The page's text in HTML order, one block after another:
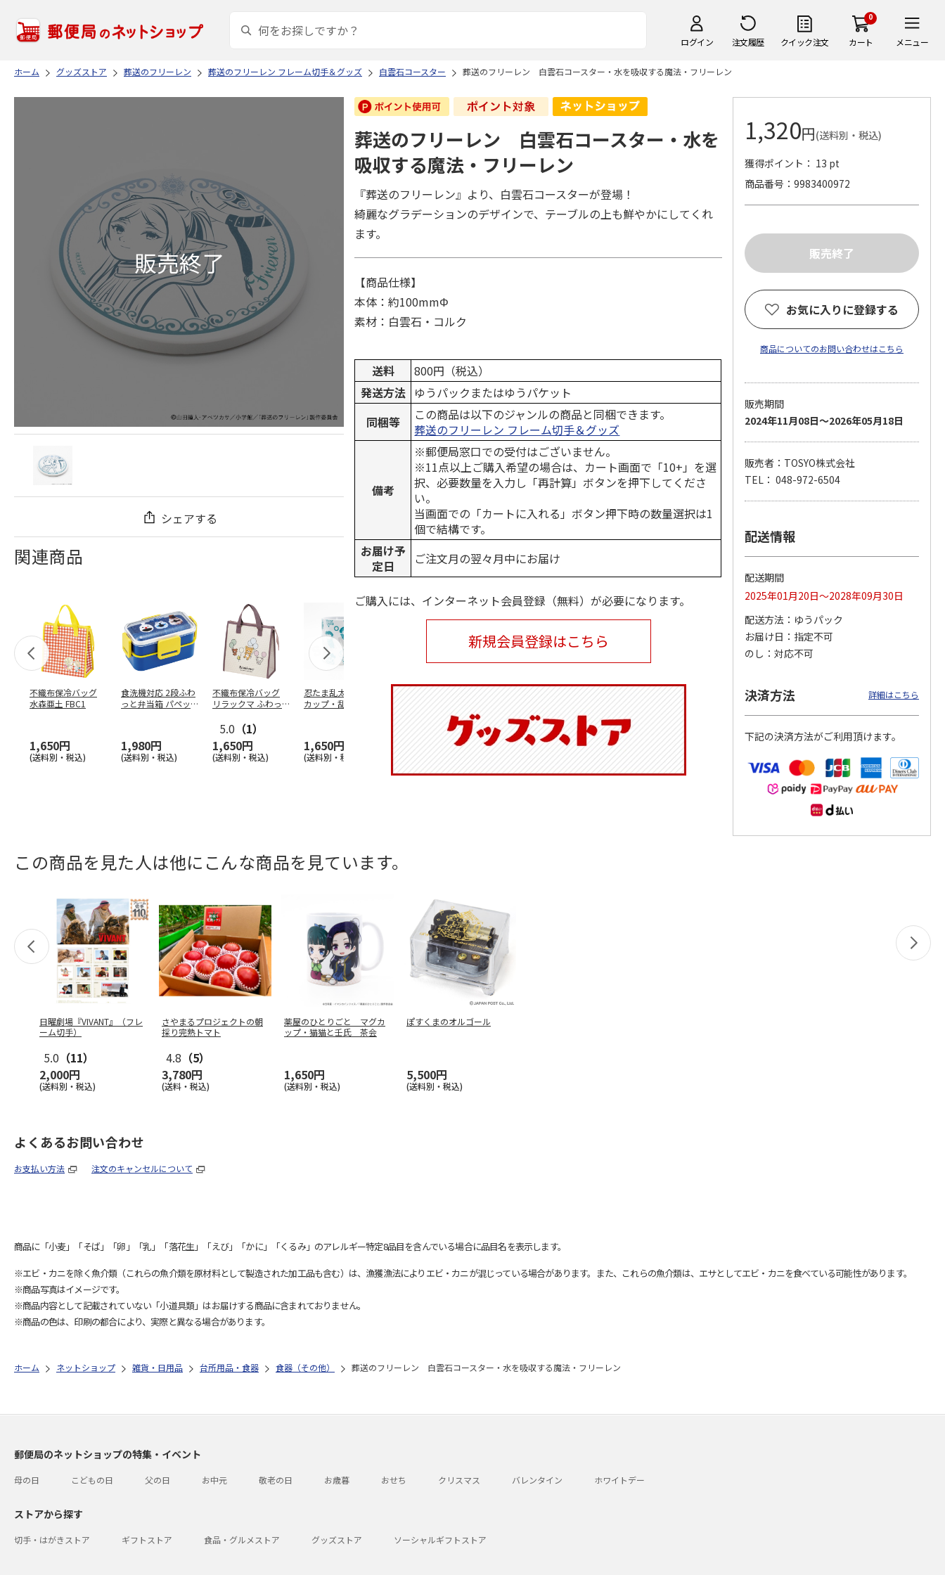
ログイン 注文履歴 クイック注文
0
カート メニュー
ホーム グッズストア 葬送のフリーレン 葬送のフリーレン フレーム切手＆グッズ 白雲石コースター 葬送のフリーレン 白雲石コースター・水を吸収する魔法・フリーレン
シェアする
関連商品
不織布保冷バッグ
水森亜土 FBC1
1,650円
(送料別・税込)
食洗機対応 2段ふわ
っと弁当箱 パペッ
1,980円
(送料別・税込)
不織布保冷バッグ
リラックマ ふわっ
5.0 （1）
1,650円
(送料別・税込)
忍たま乱太郎 マグ
カップ・乱太郎・き
1,650円
(送料別・税込)
陶器ダイカットマグ
カップ ポムポムプ
リン CHMGD4
2,970円
(送料別・税込)
抗菌食洗機対応 ふ
わっと弁当箱 530ml
水森亜土 PF…
1,760円
(送料別・税込)
ふわっとフタタイト
ランチボックス角型
パペットスンスン
…
1,485円
(送料別・税込)
マスコット入りドリ
ンクボトル ハロー
キティ PSPR5MC
3,300円
(送料別・税込)
コーデュロイ生地ラ
ンチバッグ ハロー
キティ KCOB2
2,200円
(送料別・税込)
マスコット付箸・箸
置きセット 21cm 干
支箸 ポムポムプ…
1,320円
(送料別・税込)
葬送のフリーレン 白雲石コースター・水を
吸収する魔法・フリーレン
『葬送のフリーレン』より、白雲石コースターが登場！
綺麗なグラデーションのデザインで、テーブルの上も鮮やかにしてくれ
ます。
【商品仕様】
本体：約100mmΦ
素材：白雲石・コルク
送料
800円（税込）
発送方法 ゆうパックまたはゆうパケット
同梱等
この商品は以下のジャンルの商品と同梱できます。
葬送のフリーレン フレーム切手＆グッズ
備考
※郵便局窓口での受付はございません。
※11点以上ご購入希望の場合は、カート画面で「10+」を選
択、必要数量を入力し「再計算」ボタンを押下してくださ
い。
当画面での「カートに入れる」ボタン押下時の数量選択は1
個で結構です。
お届け予
定日
ご注文月の翌々月中にお届け
ご購入には、インターネット会員登録（無料）が必要になります。
新規会員登録はこちら
1,320円(送料別・税込)
獲得ポイント： 13 pt
商品番号
9983400972
お気に入りに登録する
商品についてのお問い合わせはこちら
販売期間
2024年11月08日～2026年05月18日
販売者：TOSYO株式会社
TEL： 048-972-6504
配送情報
配送期間
2025年01月20日～2028年09月30日
配送方法
ゆうパック
お届け日
指定不可
のし
対応不可
決済方法 詳細はこちら
下記の決済方法がご利用頂けます。
この商品を見た人は他にこんな商品を見ています。
日曜劇場『VIVANT』（フレ
ーム切手）
5.0 （11）
2,000円
(送料別・税込)
さやまるプロジェクトの朝
採り完熟トマト
4.8 （5）
3,780円
(送料・税込)
薬屋のひとりごと マグカ
ップ・猫猫と壬氏 茶会
1,650円
(送料別・税込)
ぽすくまのオルゴール
5,500円
(送料別・税込)
よくあるお問い合わせ
お支払い方法 注文のキャンセルについて
商品に「小麦」「そば」「卵」「乳」「落花生」「えび」「かに」「くるみ」のアレルギー特定8品目を含んでいる場合に品目名を表示します。
※エビ・カニを除く魚介類（これらの魚介類を原材料として製造された加工品も含む）は、漁獲漁法によりエビ・カニが混じっている場合があります。また、これらの魚介類は、エサとしてエビ・カニを食べている可能性があります。
※商品写真はイメージです。
※商品内容として記載されていない「小道具類」はお届けする商品に含まれておりません。
※商品の色は、印刷の都合により、実際と異なる場合があります。
ホーム ネットショップ 雑貨・日用品 台所用品・食器 食器（その他） 葬送のフリーレン 白雲石コースター・水を吸収する魔法・フリーレン
郵便局のネットショップの特集・イベント
母の日 こどもの日 父の日 お中元 敬老の日 お歳暮 おせち クリスマス バレンタイン ホワイトデー
ストアから探す
切手・はがきストア ギフトストア 食品・グルメストア グッズストア ソーシャルギフトストア